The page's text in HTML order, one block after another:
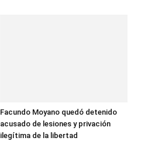
Facundo Moyano quedó detenido
acusado de lesiones y privación
ilegítima de la libertad